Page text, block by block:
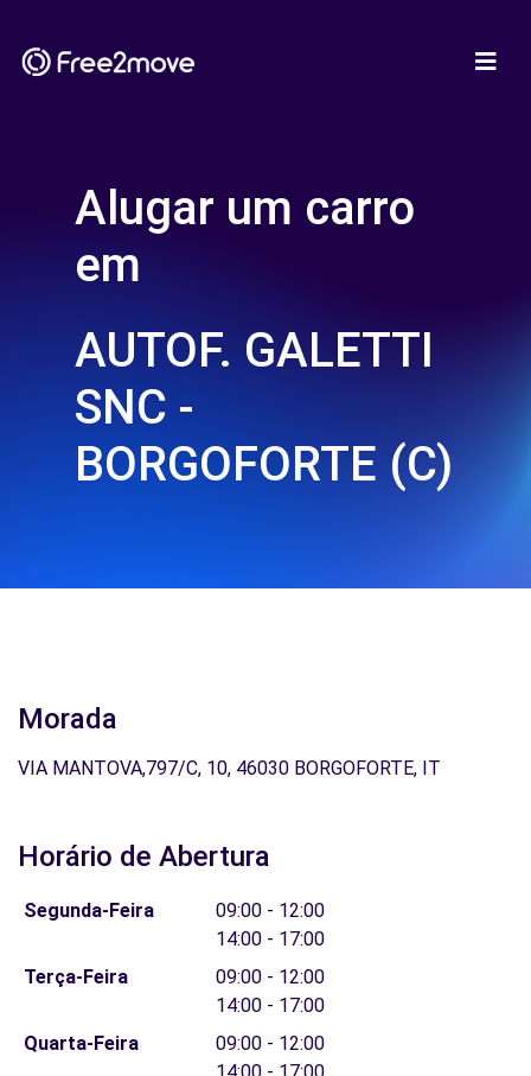
Alugar um carro
em
AUTOF. GALETTI
SNC -
BORGOFORTE (C)
Morada
VIA MANTOVA,797/C, 10, 46030 BORGOFORTE, IT
Horário de Abertura
Segunda-Feira
09:00 - 12:00
14:00 - 17:00
Terça-Feira
09:00 - 12:00
14:00 - 17:00
Quarta-Feira
09:00 - 12:00